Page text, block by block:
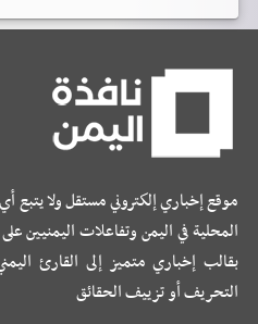
موقع إخباري إلكتروني مستقل ولا
المحلية في اليمن وتفاعلات اليمنيين
بقالب إخباري متميز إلى القارئ
التحريف أو تزييف الحقائق